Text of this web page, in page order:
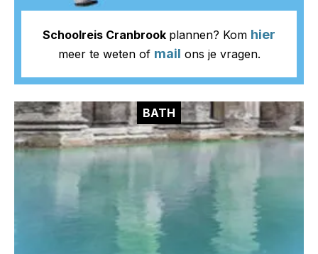
Schoolreis Cranbrook plannen? Kom hier
meer te weten of mail ons je vragen.
BATH